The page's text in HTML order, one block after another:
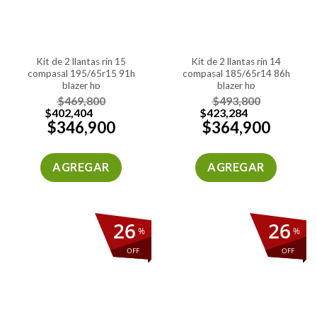
kit de 2 llantas rin 15
compasal 195/65r15 91h
blazer hp
$469,800
$402,404
$346,900
AGREGAR
kit de 2 llantas rin 14
compasal 185/65r14 86h
blazer hp
$493,800
$423,284
$364,900
AGREGAR
%
OFF
26 %
OFF
26